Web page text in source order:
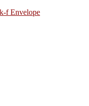
f Envelope